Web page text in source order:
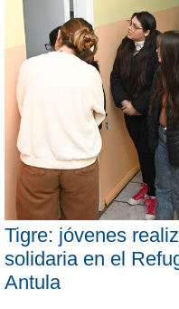
Tigre: jóvenes
solidaria en el
Antula